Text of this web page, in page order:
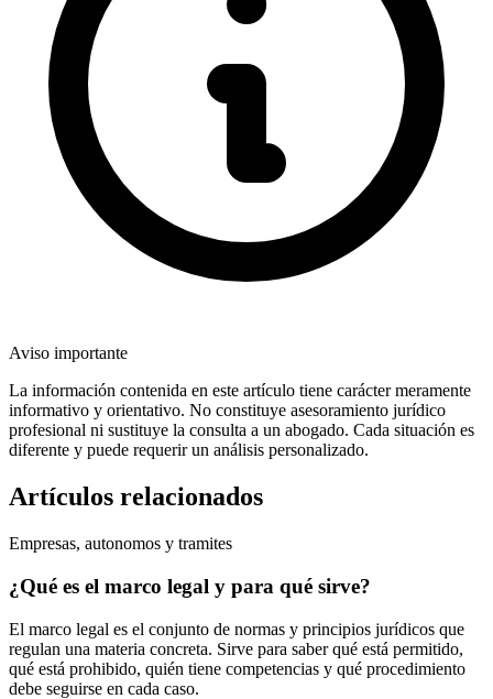
Aviso importante
La información contenida en este artículo tiene carácter meramente
informativo y orientativo. No constituye asesoramiento jurídico
profesional ni sustituye la consulta a un abogado. Cada situación es
diferente y puede requerir un análisis personalizado.
Artículos relacionados
Empresas, autonomos y tramites
¿Qué es el marco legal y para qué sirve?
El marco legal es el conjunto de normas y principios jurídicos que
regulan una materia concreta. Sirve para saber qué está permitido,
qué está prohibido, quién tiene competencias y qué procedimiento
debe seguirse en cada caso.